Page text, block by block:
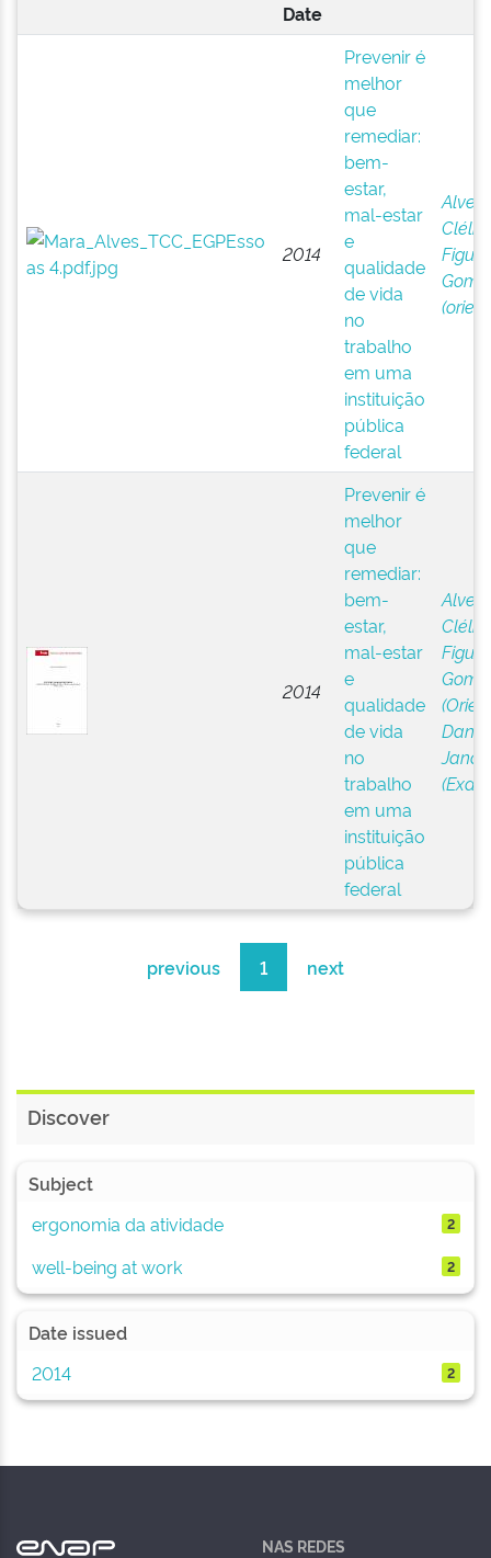
Date
2014
Prevenir é
melhor
que
remediar:
bem-
estar,
mal-estar
e
qualidade
de vida
no
trabalho
em uma
instituição
pública
federal
Clélia
2014
Prevenir é
melhor
que
remediar:
bem-
estar,
mal-estar
e
qualidade
de vida
no
trabalho
em uma
instituição
pública
federal
Clélia
previous 1 next
Discover
Subject
ergonomia da atividade
2
well-being at work 2
Date issued
2014
2
NAS REDES